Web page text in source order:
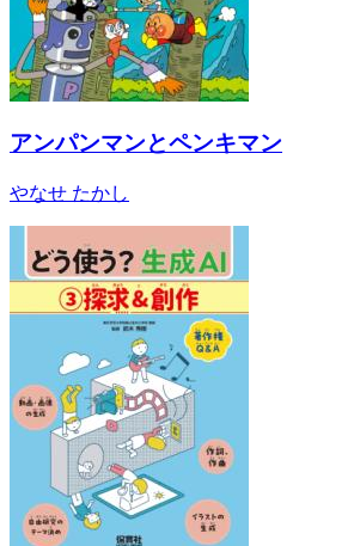
アンパンマンとペンキマン
やなせ たかし